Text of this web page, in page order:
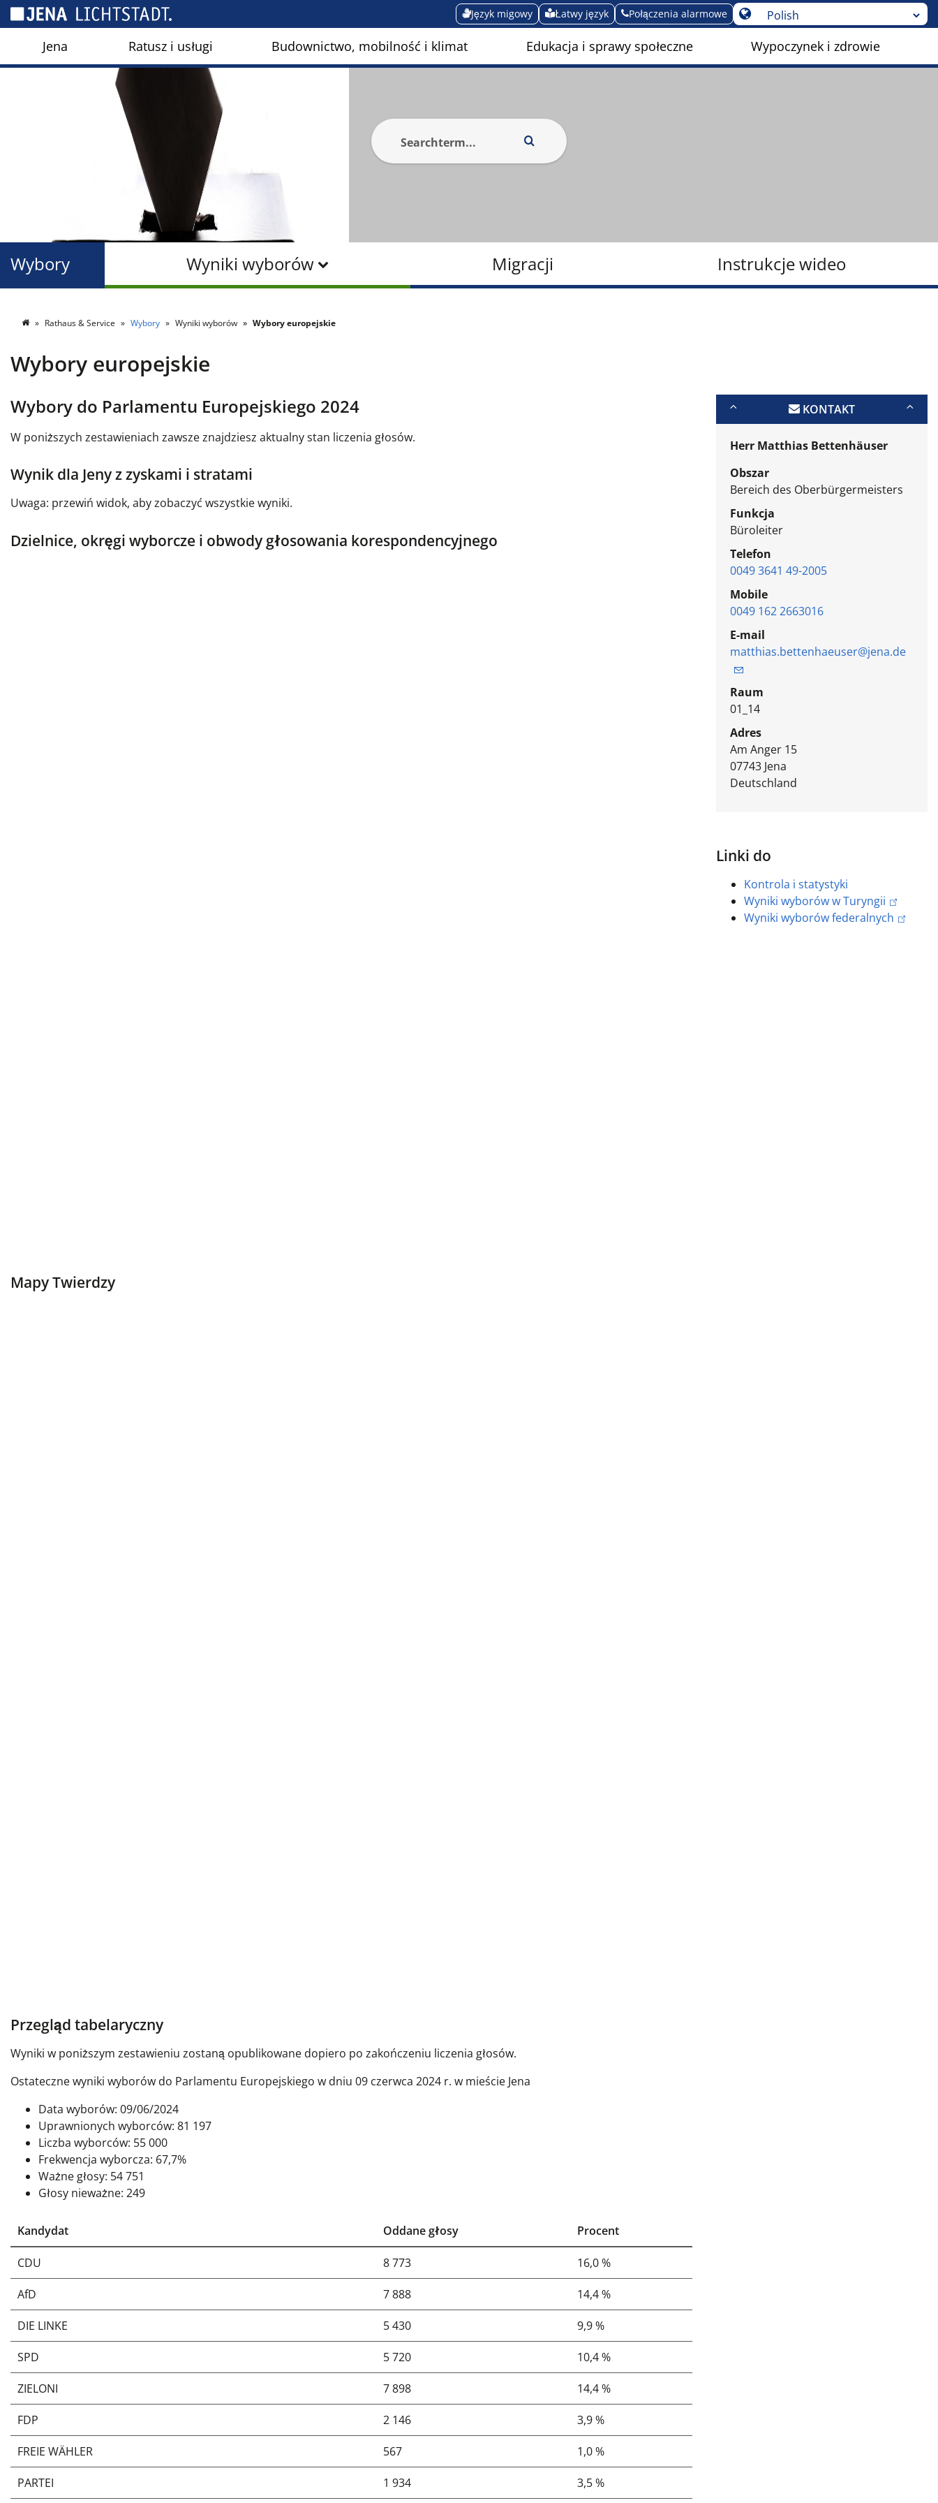
Język migowy Łatwy język Połączenia alarmowe
Jena Ratusz i usługi Budownictwo, mobilność i klimat Edukacja i sprawy społeczne Wypoczynek i zdrowie
Wyniki wyborów Migracji Instrukcje wideo
Wybory
Rathaus & Service Wybory Wyniki wyborów Wybory europejskie
Wybory europejskie
Wybory do Parlamentu Europejskiego 2024
W poniższych zestawieniach zawsze znajdziesz aktualny stan liczenia głosów.
Wynik dla Jeny z zyskami i stratami
Uwaga: przewiń widok, aby zobaczyć wszystkie wyniki.
Dzielnice, okręgi wyborcze i obwody głosowania korespondencyjnego
Mapy Twierdzy
Przegląd tabelaryczny
Wyniki w poniższym zestawieniu zostaną opublikowane dopiero po zakończeniu liczenia głosów.
Ostateczne wyniki wyborów do Parlamentu Europejskiego w dniu 09 czerwca 2024 r. w mieście Jena
Data wyborów: 09/06/2024
Uprawnionych wyborców: 81 197
Liczba wyborców: 55 000
Frekwencja wyborcza: 67,7%
Ważne głosy: 54 751
Głosy nieważne: 249
Kandydat Oddane głosy Procent
CDU 8 773 16,0 %
AfD 7 888 14,4 %
DIE LINKE 5 430 9,9 %
SPD 5 720 10,4 %
ZIELONI 7 898 14,4 %
FDP 2 146 3,9 %
FREIE WÄHLER 567 1,0 %
PARTEI 1 934 3,5 %
KONTAKT
Herr Matthias Bettenhäuser
Obszar
Bereich des Oberbürgermeisters
Funkcja
Büroleiter
Telefon
0049 3641 49-2005
Mobile
0049 162 2663016
E-mail
matthias.bettenhaeuser@jena.de
Raum
01_14
Adres
Am Anger 15
07743 Jena
Deutschland
Linki do
Kontrola i statystyki
Wyniki wyborów w Turyngii
Wyniki wyborów federalnych
Panel zarządzania plikami cookies